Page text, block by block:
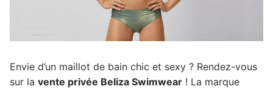
Envie d’un maillot de bain chic et sexy ? Rendez-vous
sur la vente privée Beliza Swimwear ! La marque